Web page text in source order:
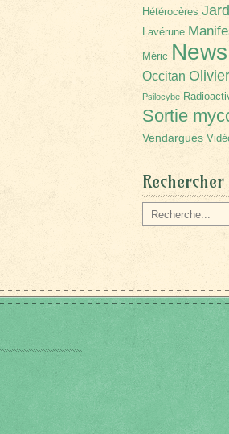
Hétérocères
Lavérune
Méric
Occitan Olivier
Psilocybe
Sortie
Vendargues
Rechercher